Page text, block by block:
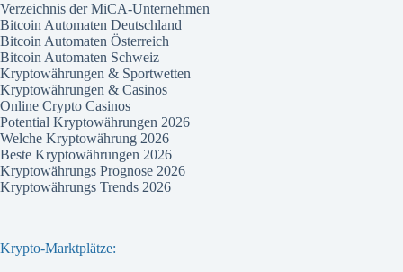
Verzeichnis der MiCA-Unternehmen
Bitcoin Automaten Deutschland
Bitcoin Automaten Österreich
Bitcoin Automaten Schweiz
Kryptowährungen & Sportwetten
Kryptowährungen & Casinos
Online Crypto Casinos
Potential Kryptowährungen 2026
Welche Kryptowährung 2026
Beste Kryptowährungen 2026
Kryptowährungs Prognose 2026
Kryptowährungs Trends 2026
Krypto-Marktplätze: